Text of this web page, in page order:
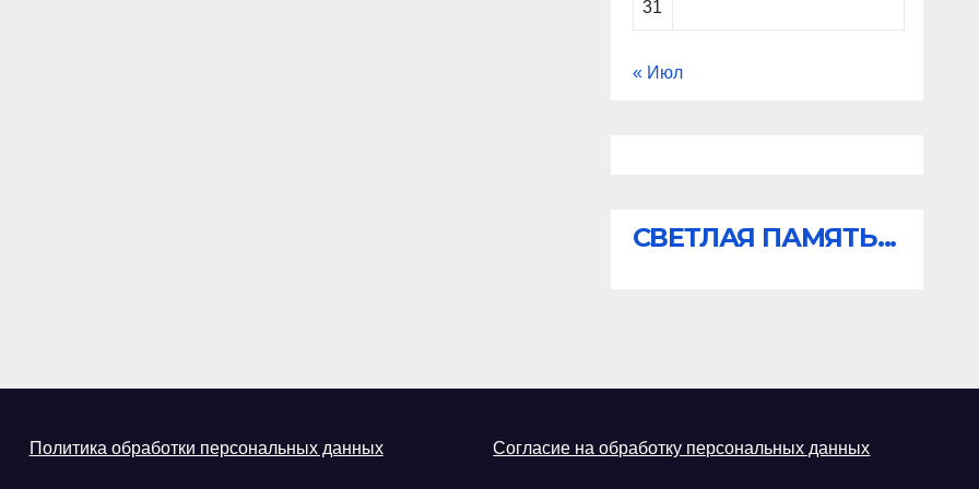
31
« Июл
СВЕТЛАЯ ПАМЯТЬ...
Политика обработки персональных данных Согласие на обработку персональных данных